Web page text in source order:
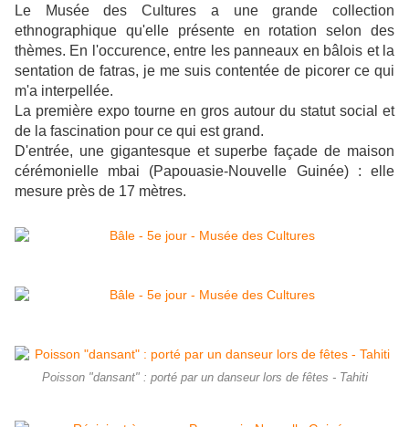
Le Musée des Cultures a une grande collection
ethnographique qu'elle présente en rotation selon des
thèmes. En l'occurence, entre les panneaux en bâlois et la
sentation de fatras, je me suis contentée de picorer ce qui
m'a interpellée.
La première expo tourne en gros autour du statut social et
de la fascination pour ce qui est grand.
D'entrée, une gigantesque et superbe façade de maison
cérémonielle mbai (Papouasie-Nouvelle Guinée) : elle
mesure près de 17 mètres.
Poisson "dansant" : porté par un danseur lors de fêtes - Tahiti